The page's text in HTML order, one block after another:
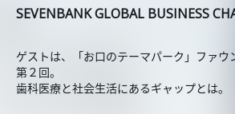
SEVENBANK GLOBAL BUSINESS
ゲストは、「お口のテーマパーク」ファウ
第２回。
歯科医療と社会生活にあるギャップとは。